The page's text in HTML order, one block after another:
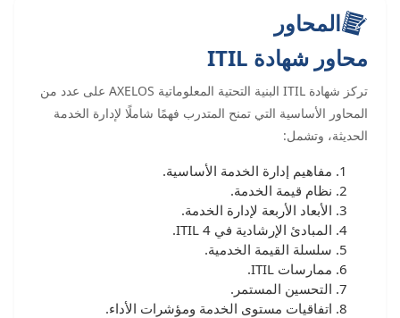
المحاور
محاور شهادة ITIL
تركز شهادة ITIL البنية التحتية المعلوماتية AXELOS على عدد من
المحاور الأساسية التي تمنح المتدرب فهمًا شاملًا لإدارة الخدمة
الحديثة، وتشمل:
مفاهيم إدارة الخدمة الأساسية.
نظام قيمة الخدمة.
الأبعاد الأربعة لإدارة الخدمة.
المبادئ الإرشادية في ITIL 4.
سلسلة القيمة الخدمية.
ممارسات ITIL.
التحسين المستمر.
اتفاقيات مستوى الخدمة ومؤشرات الأداء.